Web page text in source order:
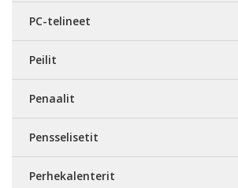
PC-telineet
Peilit
Penaalit
Pensselisetit
Perhekalenterit